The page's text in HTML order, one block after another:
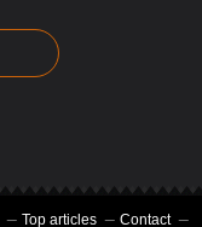
Top articles Contact